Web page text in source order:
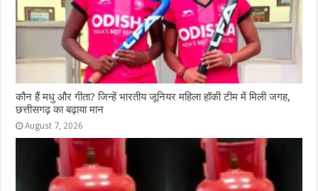
कौन हैं मधु और गीता? जिन्हें भारतीय जूनियर महिला हॉकी टीम में मिली जगह,
छत्तीसगढ़ का बढ़ाया मान
August 7, 2026